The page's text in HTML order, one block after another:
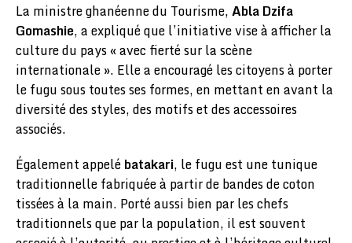
La ministre ghanéenne du Tourisme,Abla Dzifa
Gomashie, a expliqué que l’initiative vise à afficher la
culture du pays « avec fierté sur la scène
internationale ». Elle a encouragé les citoyens à porter
le fugu sous toutes ses formes, en mettant en avant la
diversité des styles, des motifs et des accessoires
associés.
Également appelébatakari, le fugu est une tunique
traditionnelle fabriquée à partir de bandes de coton
tissées à la main. Porté aussi bien par les chefs
traditionnels que par la population, il est souvent